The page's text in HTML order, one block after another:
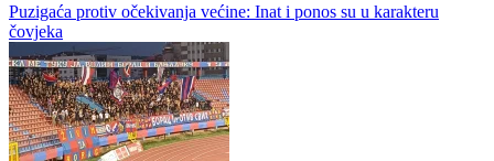
Puzigaća protiv očekivanja većine: Inat i ponos su u karakteru
čovjeka